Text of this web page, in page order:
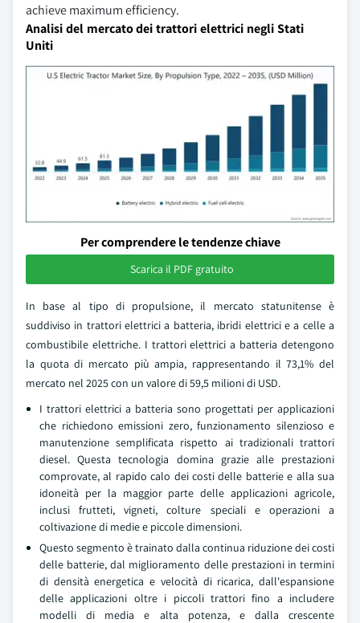
achieve maximum efficiency.
Analisi del mercato dei trattori elettrici negli Stati
Uniti
Per comprendere le tendenze chiave
Scarica il PDF gratuito
In base al tipo di propulsione, il mercato statunitense è
suddiviso in trattori elettrici a batteria, ibridi elettrici e a celle a
combustibile elettriche. I trattori elettrici a batteria detengono
la quota di mercato più ampia, rappresentando il 73,1% del
mercato nel 2025 con un valore di 59,5 milioni di USD.
I trattori elettrici a batteria sono progettati per applicazioni
che richiedono emissioni zero, funzionamento silenzioso e
manutenzione semplificata rispetto ai tradizionali trattori
diesel. Questa tecnologia domina grazie alle prestazioni
comprovate, al rapido calo dei costi delle batterie e alla sua
idoneità per la maggior parte delle applicazioni agricole,
inclusi frutteti, vigneti, colture speciali e operazioni a
coltivazione di medie e piccole dimensioni.
Questo segmento è trainato dalla continua riduzione dei costi
delle batterie, dal miglioramento delle prestazioni in termini
di densità energetica e velocità di ricarica, dall'espansione
delle applicazioni oltre i piccoli trattori fino a includere
modelli di media e alta potenza, e dalla crescente